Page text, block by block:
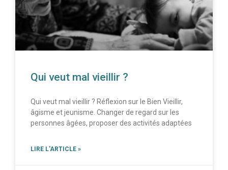
Qui veut mal vieillir ?
Qui veut mal vieillir ? Réflexion sur le Bien Vieillir,
âgisme et jeunisme. Changer de regard sur les
personnes âgées, proposer des activités adaptées
LIRE L'ARTICLE »